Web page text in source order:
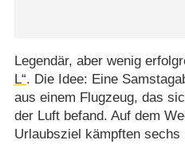
Legendär, aber wenig
L“. Die Idee: Eine
aus einem Flugzeug, das
der Luft befand. Auf dem
Urlaubsziel kämpften sechs